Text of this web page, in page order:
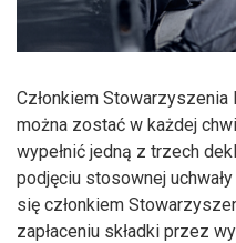
Członkiem
można zostać w każdej
wypełnić jedną z trzech
podjęciu stosownej
się członkiem
zapłaceniu składki przez